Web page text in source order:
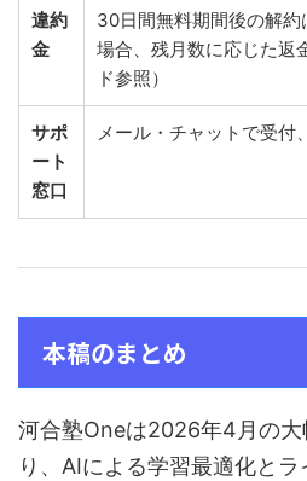
違約
金
30日間無料期間後の解
場合、残月数に応じた返
ド参照）
サポ
ート
窓口
メール・チャットで受付
本稿のまとめ
河合塾Oneは2026年4月の大
り、AIによる学習最適化と